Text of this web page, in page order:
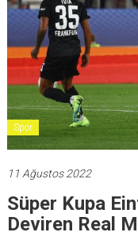
Spor
11 Ağustos 2022
Süper Kupa
Deviren Real